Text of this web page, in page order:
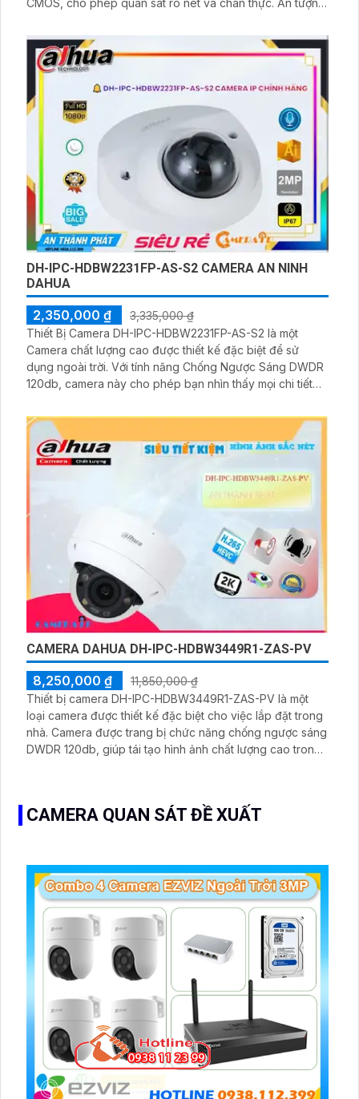
đêm với hồng ngoại lên đến 50m, giúp giám sát hiệu quả
trong môi trường tối
DH-IPC-HDBW2231FP-AS-S2 CAMERA AN NINH
DAHUA
2,350,000 ₫
3,335,000 ₫
Thiết Bị Camera DH-IPC-HDBW2231FP-AS-S2 là một
Camera chất lượng cao được thiết kế đặc biệt để sử
dụng ngoài trời. Với tính năng Chống Ngược Sáng DWDR
120db, camera này cho phép bạn nhìn thấy mọi chi tiết
hình ảnh trở nên sắc nét hơn
CAMERA DAHUA DH-IPC-HDBW3449R1-ZAS-PV
8,250,000 ₫
11,850,000 ₫
Thiết bị camera DH-IPC-HDBW3449R1-ZAS-PV là một
loại camera được thiết kế đặc biệt cho việc lắp đặt trong
nhà. Camera được trang bị chức năng chống ngược sáng
DWDR 120db, giúp tái tạo hình ảnh chất lượng cao trong
CAMERA QUAN SÁT ĐỀ XUẤT